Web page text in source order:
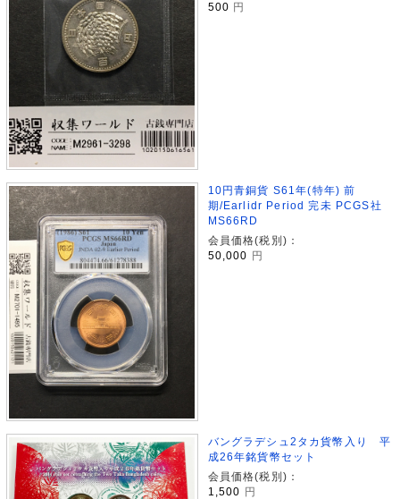
500 円
10円青銅貨 S61年(特年) 前
期/Earlidr Period 完未 PCGS社
MS66RD
会員価格(税別)：
50,000
円
バングラデシュ2タカ貨幣入り 平
成26年銘貨幣セット
会員価格(税別)：
1,500
円